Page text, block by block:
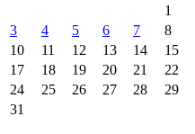
1
3
4 5 6 7 8
10
11 12 13 14 15
17
18 19 20 21 22
24
25 26 27 28 29
31